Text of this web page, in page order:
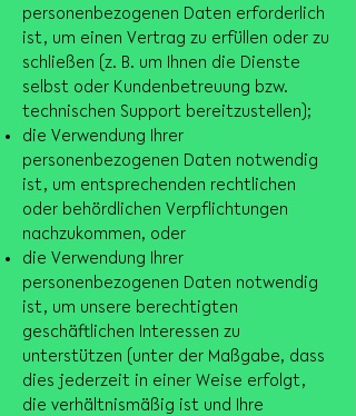
personenbezogenen Daten erforderlich
ist, um einen Vertrag zu erfüllen oder zu
schließen (z. B. um Ihnen die Dienste
selbst oder Kundenbetreuung bzw.
technischen Support bereitzustellen);
die Verwendung Ihrer
personenbezogenen Daten notwendig
ist, um entsprechenden rechtlichen
oder behördlichen Verpflichtungen
nachzukommen, oder
die Verwendung Ihrer
personenbezogenen Daten notwendig
ist, um unsere berechtigten
geschäftlichen Interessen zu
unterstützen (unter der Maßgabe, dass
dies jederzeit in einer Weise erfolgt,
die verhältnismäßig ist und Ihre